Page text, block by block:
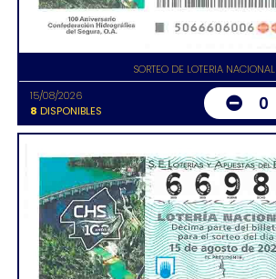
SORTEO DE LOTERIA NACIONAL
15/08/2026
8 DISPONIBLES 0